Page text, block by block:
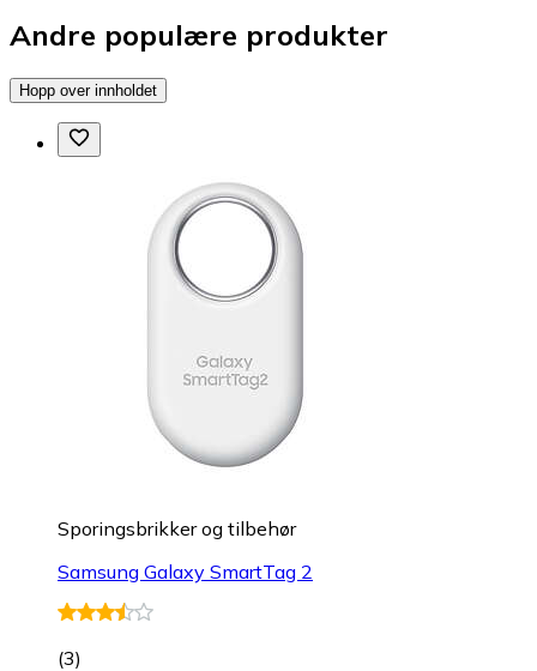
Andre populære produkter
Hopp over innholdet
Sporingsbrikker og tilbehør
Samsung Galaxy SmartTag 2
(3)